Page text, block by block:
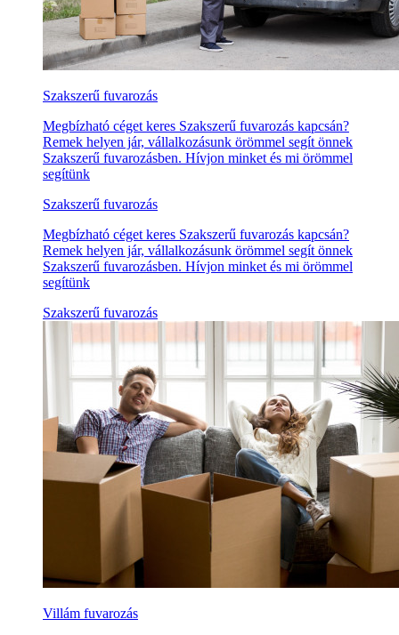
Szakszerű fuvarozás
Megbízható céget keres Szakszerű fuvarozás kapcsán?
Remek helyen jár, vállalkozásunk örömmel segít önnek
Szakszerű fuvarozásben. Hívjon minket és mi örömmel
segítünk
Szakszerű fuvarozás
Megbízható céget keres Szakszerű fuvarozás kapcsán?
Remek helyen jár, vállalkozásunk örömmel segít önnek
Szakszerű fuvarozásben. Hívjon minket és mi örömmel
segítünk
Szakszerű fuvarozás
Villám fuvarozás